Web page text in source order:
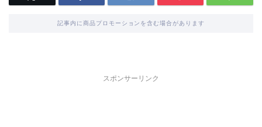
記事内に商品プロモーションを含む場合があります
スポンサーリンク